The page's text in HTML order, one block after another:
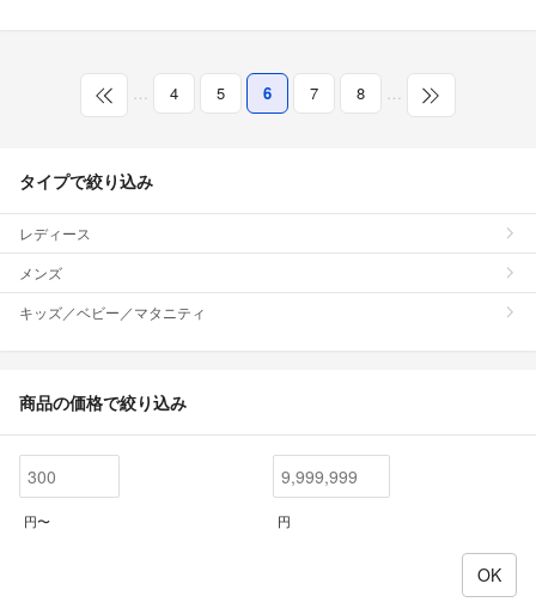
… 4 5 6 7 8 …
タイプで絞り込み
レディース
メンズ
キッズ／ベビー／マタニティ
商品の価格で絞り込み
円〜 円